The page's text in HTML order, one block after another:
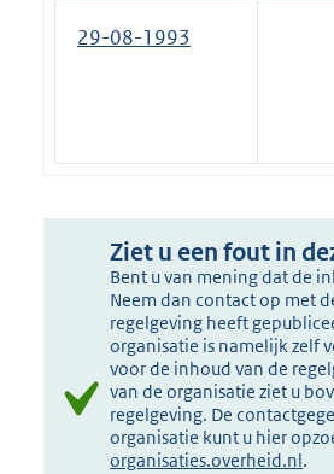
29-08-1993
Ziet u een fout in
Bent u van mening dat de
Neem dan contact op met
regelgeving heeft
organisatie is namelijk zelf
voor de inhoud van de
van de organisatie ziet u
regelgeving. De
organisatie kunt u hier
organisaties.overheid.nl.